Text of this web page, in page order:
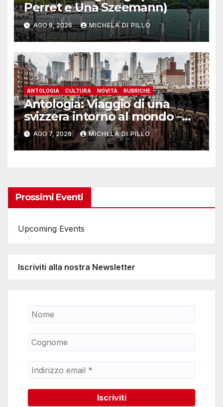
Perret e Una Szeemann)
AGO 8, 2026 MICHELA DI PILLO
ANTOLOGIA CULTURA NOVITÀ RUBRICHE
Antologia: Viaggio di una
svizzera intorno al mondo –
Yosemite
AGO 7, 2026 MICHELA DI PILLO
Prossimi Eventi
Upcoming Events
Iscriviti alla nostra Newsletter